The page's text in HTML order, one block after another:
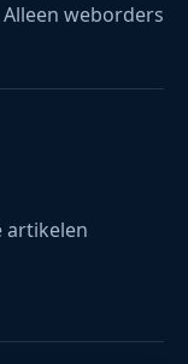
Alleen weborders
artikelen